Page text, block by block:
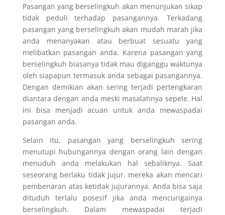
Pasangan yang berselingkuh akan menunjukan sikap
tidak peduli terhadap pasangannya. Terkadang
pasangan yang berselingkuh akan mudah marah jika
anda menanyakan atau berbuat sesuatu yang
melibatkan pasangan anda. Karena pasangan yang
berselingkuh biasanya tidak mau diganggu waktunya
oleh siapapun termasuk anda sebagai pasangannya.
Dengan demikian akan sering terjadi pertengkaran
diantara dengan anda meski masalahnya sepele. Hal
ini bisa menjadi acuan untuk anda mewaspadai
pasangan anda.
Selain itu, pasangan yang berselingkuh sering
menutupi hubungannya dengan orang lain dengan
menuduh anda melakukan hal sebaliknya. Saat
seseorang berlaku tidak jujur, mereka akan mencari
pembenaran atas ketidak jujurannya. Anda bisa saja
dituduh terlalu posesif jika anda mencurigainya
berselingkuh. Dalam mewaspadai terjadi